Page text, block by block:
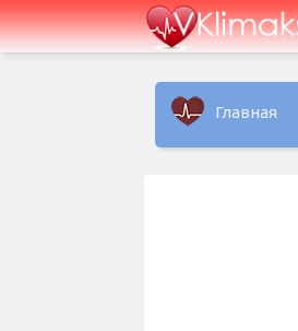
Главная